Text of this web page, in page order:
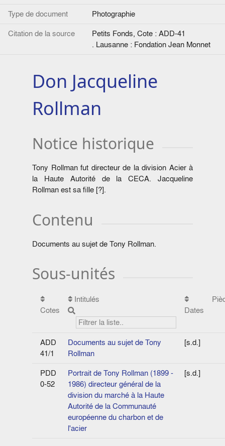
Type de document
Photographie
Citation de la source
Petits Fonds, Cote : ADD-41
. Lausanne : Fondation Jean Monnet
Don Jacqueline
Rollman
Notice historique
Tony Rollman fut directeur de la division Acier à
la Haute Autorité de la CECA. Jacqueline
Rollman est sa fille [?].
Contenu
Documents au sujet de Tony Rollman.
Sous-unités
Cotes
Intitulés
Dates
ADD
41/1
Documents au sujet de Tony
Rollman
[s.d.]
PDD
0-52
Portrait de Tony Rollman (1899 -
1986) directeur général de la
division du marché à la Haute
Autorité de la Communauté
européenne du charbon et de
l'acier
[s.d.]